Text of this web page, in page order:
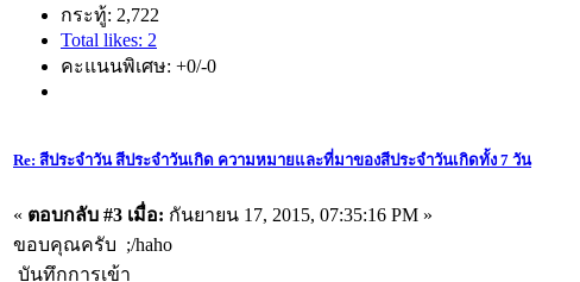
กระทู้: 2,722
Total likes: 2
คะแนนพิเศษ: +0/-0
Re: สีประจำวัน สีประจำวันเกิด ความหมายและที่มาของสีประจำวันเกิดทั้ง 7 วัน
« ตอบกลับ #3 เมื่อ: กันยายน 17, 2015, 07:35:16 PM »
ขอบคุณครับ ;/haho
บันทึกการเข้า